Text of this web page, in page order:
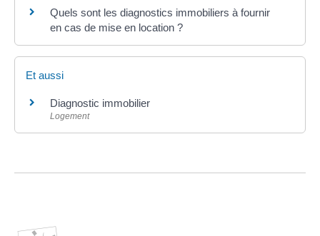
Quels sont les diagnostics immobiliers à fournir
en cas de mise en location ?
Et aussi
Diagnostic immobilier
Logement